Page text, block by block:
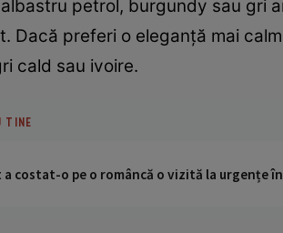
petrol, burgundy sau gri
Dacă preferi o eleganță mai
cald sau ivoire.
TINE
a costat-o pe o româncă o vizită la urgențe